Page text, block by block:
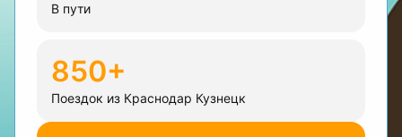
В пути
850+
Поездок из Краснодар Кузнецк